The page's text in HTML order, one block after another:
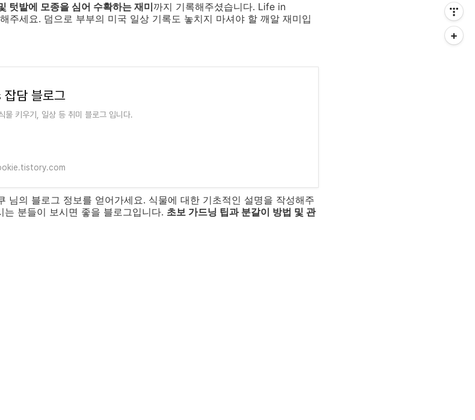
텃밭에 모종을 심어 수확하는 재미까지 기록해주셨습니다. Life in
주세요. 덤으로 부부의 미국 일상 기록도 놓치지 마셔야 할 깨알 재미입
잡담 블로그
물 키우기, 일상 등 취미 블로그 입니다.
님의 블로그 정보를 얻어가세요. 식물에 대한 기초적인 설명을 작성해주
분들이 보시면 좋을 블로그입니다. 초보 가드닝 팁과 분갈이 방법 및 관